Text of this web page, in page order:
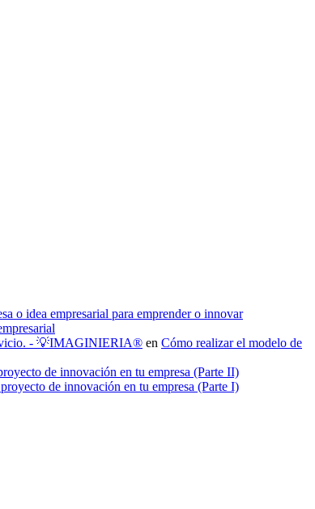
o idea empresarial para emprender o innovar
- 💡IMAGINIERIA® en Cómo realizar el modelo de
de innovación en tu empresa (Parte II)
de innovación en tu empresa (Parte I)